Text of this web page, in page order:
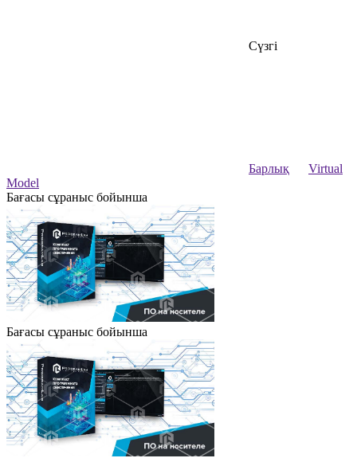
Сүзгі
Барлық
Virtual
Model
Бағасы сұраныс бойынша
Бағасы сұраныс бойынша